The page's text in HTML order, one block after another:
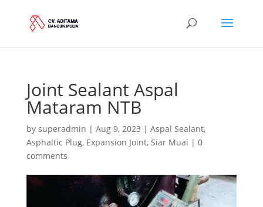
Joint Sealant Aspal
Mataram NTB
by superadmin | Aug 9, 2023 | Aspal Sealant,
Asphaltic Plug, Expansion Joint, Siar Muai | 0
comments